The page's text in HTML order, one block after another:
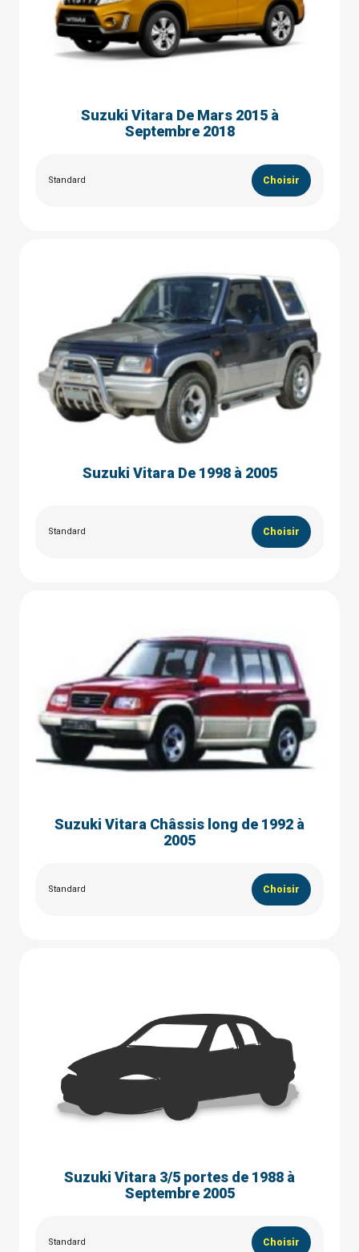
Suzuki Vitara De Mars 2015 à
Septembre 2018
Standard Choisir
Suzuki Vitara De 1998 à 2005
Standard Choisir
Suzuki Vitara Châssis long de 1992 à
2005
Standard Choisir
Suzuki Vitara 3/5 portes de 1988 à
Septembre 2005
Standard Choisir